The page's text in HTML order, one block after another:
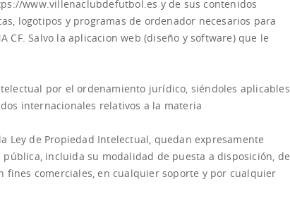
www.villenaclubdefutbol.es y de sus contenidos
logotipos y programas de ordenador necesarios para
CF. Salvo la aplicacion web (diseño y software) que le
por el ordenamiento jurídico, siéndoles aplicables
internacionales relativos a la materia
Ley de Propiedad Intelectual, quedan expresamente
incluida su modalidad de puesta a disposición, de
fines comerciales, en cualquier soporte y por cualquier